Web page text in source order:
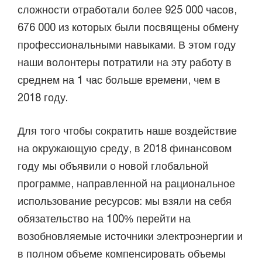
сложности отработали более 925 000 часов,
676 000 из которых были посвящены обмену
профессиональными навыками. В этом году
наши волонтеры потратили на эту работу в
среднем на 1 час больше времени, чем в
2018 году.
Для того чтобы сократить наше воздействие
на окружающую среду, в 2018 финансовом
году мы объявили о новой глобальной
программе, направленной на рациональное
использование ресурсов: мы взяли на себя
обязательство на 100% перейти на
возобновляемые источники электроэнергии и
в полном объеме компенсировать объемы